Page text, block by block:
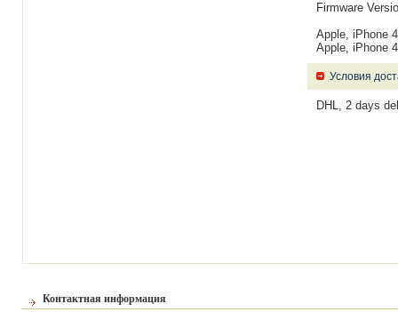
Firmware
Apple, iPhone
Apple, iPhone
Условия
DHL, 2 days
Контактная информация